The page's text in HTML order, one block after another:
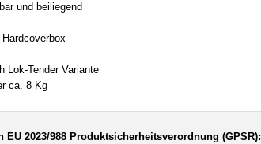
und beiliegend
Lok-Tender Variante
ca. 8 Kg
EU 2023/988 Produktsicherheitsverordnung (GPSR):